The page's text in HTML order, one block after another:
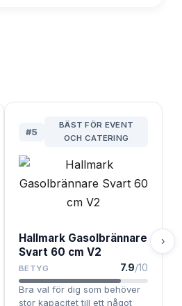
#5
BÄST FÖR EVENT
OCH CATERING
Hallmark Gasolbrännare
Svart 60 cm V2
BETYG 7.9/10
Bra val för dig som behöver
stor kapacitet till ett något
›